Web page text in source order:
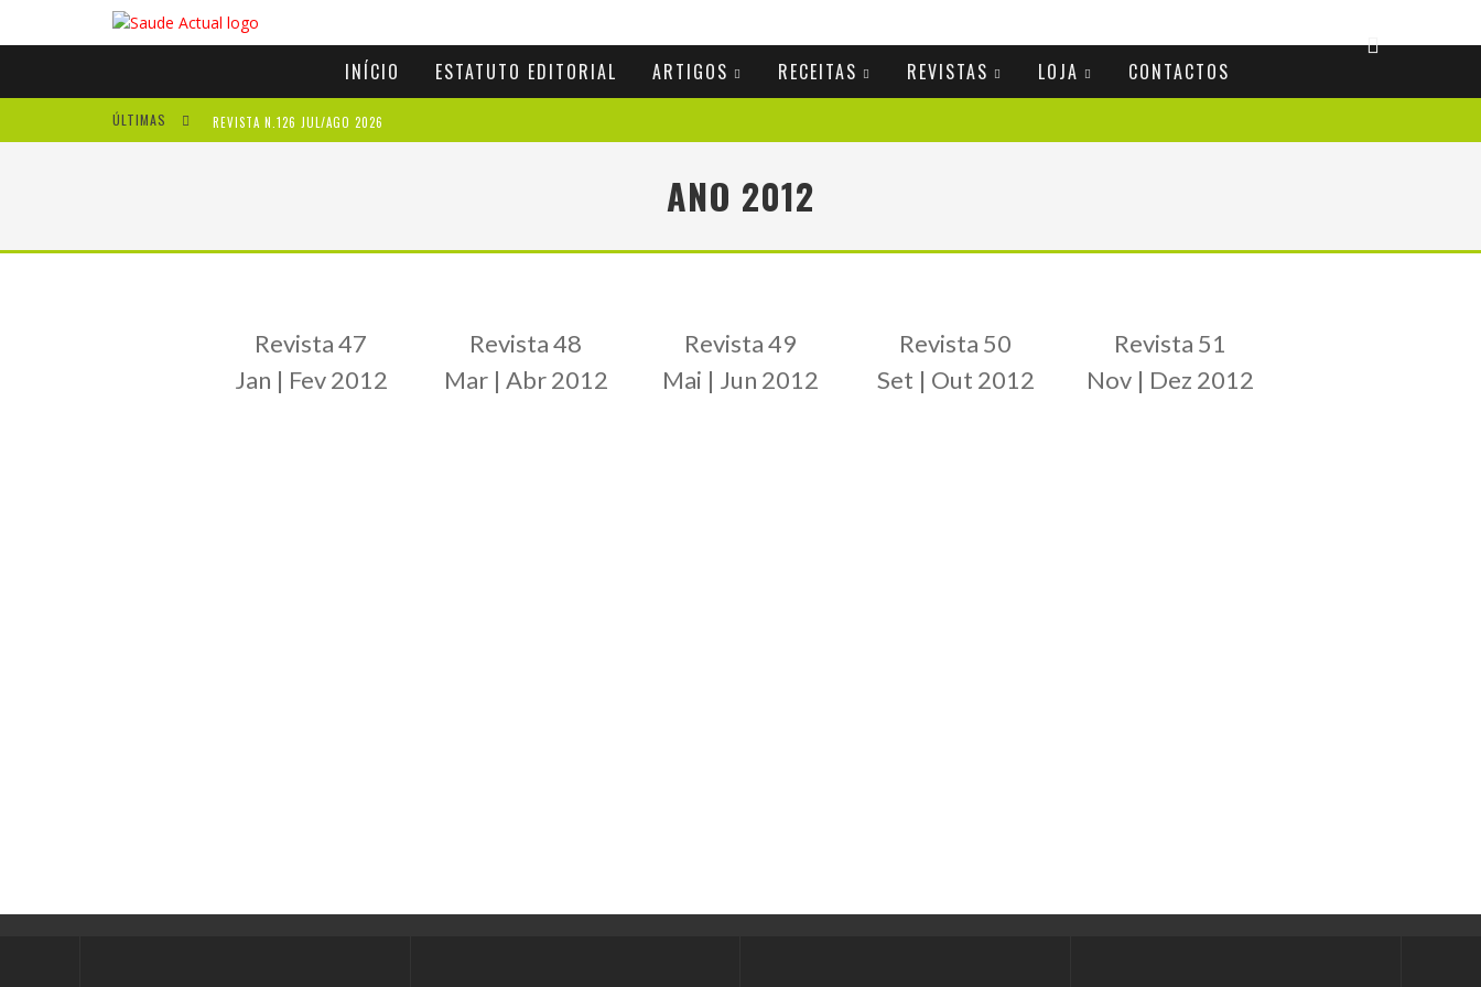
INÍCIO ESTATUTO EDITORIAL ARTIGOS RECEITAS REVISTAS LOJA CONTACTOS
ÚLTIMAS REVISTA N.126 JUL/AGO 2026
ANO 2012
Revista 47
Jan | Fev 2012
Revista 48
Mar | Abr 2012
Revista 49
Mai | Jun 2012
Revista 50
Set | Out 2012
Revista 51
Nov | Dez 2012